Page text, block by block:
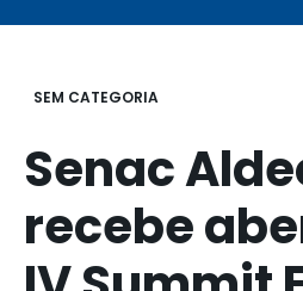
SEM CATEGORIA
Senac
recebe